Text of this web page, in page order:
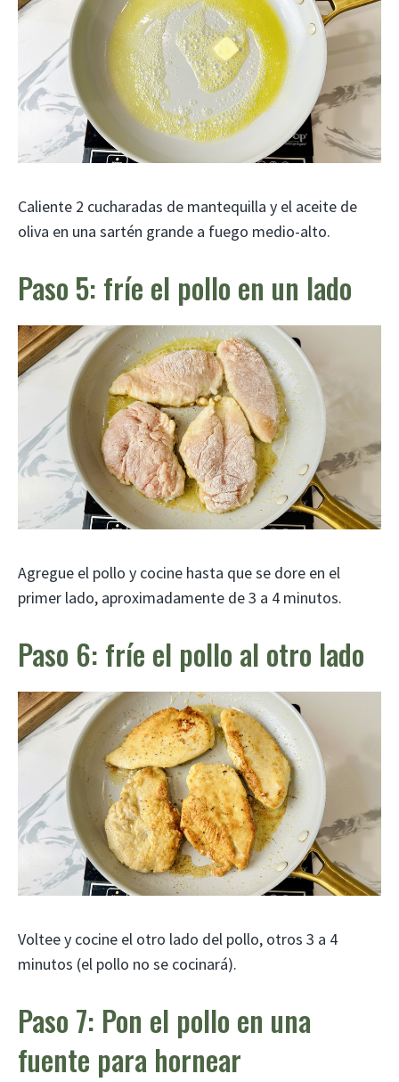
Caliente 2 cucharadas de mantequilla y el aceite de
oliva en una sartén grande a fuego medio-alto.
Paso 5: fríe el pollo en un lado
Agregue el pollo y cocine hasta que se dore en el
primer lado, aproximadamente de 3 a 4 minutos.
Paso 6: fríe el pollo al otro lado
Voltee y cocine el otro lado del pollo, otros 3 a 4
minutos (el pollo no se cocinará).
Paso 7: Pon el pollo en una
fuente para hornear